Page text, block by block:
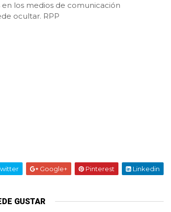
los medios de comunicación
ocultar. RPP
Google+ Pinterest Linkedin
GUSTAR